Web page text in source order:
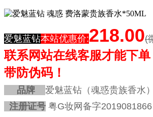
爱魅蓝钻本站优惠价:218.00(
联系网站在线客服才能下单
带防伪码！
品牌
爱魅蓝钻（魂惑贵族香水）
注册证号 粤G妆网备字2019081866